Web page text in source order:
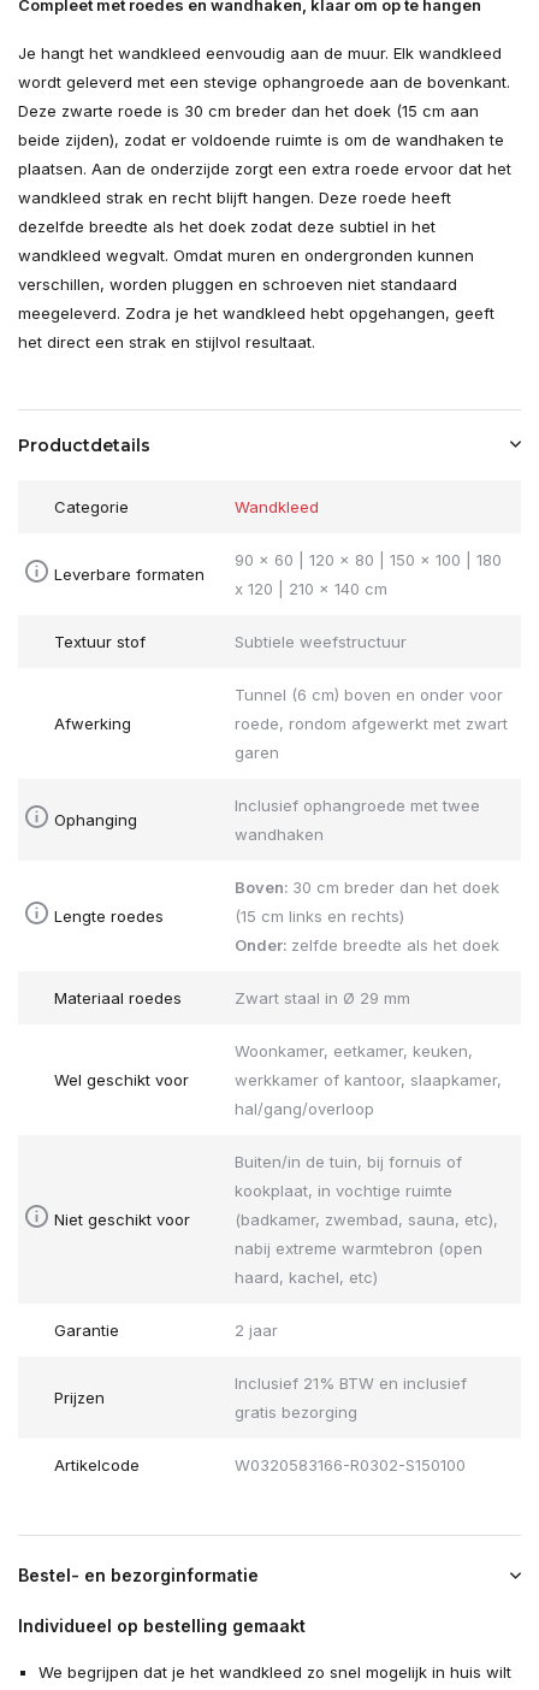
Compleet met roedes en wandhaken, klaar om op te hangen
Je hangt het wandkleed eenvoudig aan de muur. Elk wandkleed
wordt geleverd met een stevige ophangroede aan de bovenkant.
Deze zwarte roede is 30 cm breder dan het doek (15 cm aan
beide zijden), zodat er voldoende ruimte is om de wandhaken te
plaatsen. Aan de onderzijde zorgt een extra roede ervoor dat het
wandkleed strak en recht blijft hangen. Deze roede heeft
dezelfde breedte als het doek zodat deze subtiel in het
wandkleed wegvalt. Omdat muren en ondergronden kunnen
verschillen, worden pluggen en schroeven niet standaard
meegeleverd. Zodra je het wandkleed hebt opgehangen, geeft
het direct een strak en stijlvol resultaat.
Productdetails
Categorie Wandkleed
Leverbare formaten
90 x 60 | 120 x 80 | 150 x 100 | 180
x 120 | 210 x 140 cm
Textuur stof Subtiele weefstructuur
Afwerking
Tunnel (6 cm) boven en onder voor
roede, rondom afgewerkt met zwart
garen
Ophanging
Inclusief ophangroede met twee
wandhaken
Lengte roedes
Boven: 30 cm breder dan het doek
(15 cm links en rechts)
Onder: zelfde breedte als het doek
Materiaal roedes Zwart staal in Ø 29 mm
Wel geschikt voor
Woonkamer, eetkamer, keuken,
werkkamer of kantoor, slaapkamer,
hal/gang/overloop
Niet geschikt voor
Buiten/in de tuin, bij fornuis of
kookplaat, in vochtige ruimte
(badkamer, zwembad, sauna, etc),
nabij extreme warmtebron (open
haard, kachel, etc)
Garantie 2 jaar
Prijzen
Inclusief 21% BTW en inclusief
gratis bezorging
Artikelcode W0320583166-R0302-S150100
Bestel- en bezorginformatie
Individueel op bestelling gemaakt
We begrijpen dat je het wandkleed zo snel mogelijk in huis wilt